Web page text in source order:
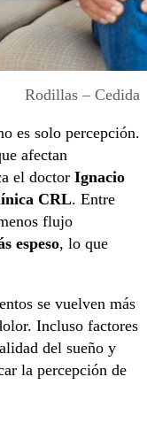
Rodillas – Cedida
es solo percepción.
afectan
el doctor Ignacio
CRL. Entre
flujo
espeso, lo que
se vuelven más
Incluso factores
del sueño y
la percepción de